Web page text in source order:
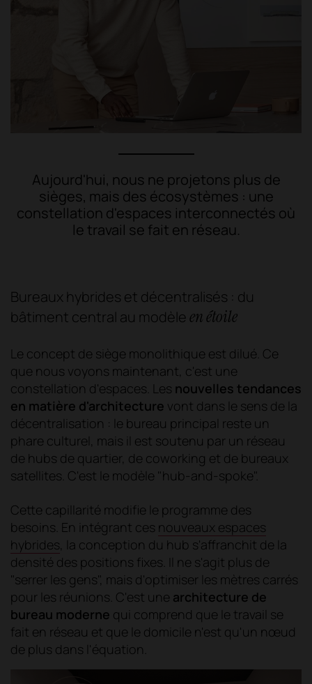
Aujourd'hui, nous ne projetons plus de
sièges, mais des écosystèmes : une
constellation d'espaces interconnectés où
le travail se fait en réseau.
Bureaux hybrides et décentralisés : du
bâtiment central au modèle en étoile
Le concept de siège monolithique est dilué. Ce
que nous voyons maintenant, c'est une
constellation d'espaces. Les nouvelles tendances
en matière d'architecture vont dans le sens de la
décentralisation : le bureau principal reste un
phare culturel, mais il est soutenu par un réseau
de hubs de quartier, de coworking et de bureaux
satellites. C'est le modèle "hub-and-spoke".
Cette capillarité modifie le programme des
besoins. En intégrant ces nouveaux espaces
hybrides, la conception du hub s'affranchit de la
densité des positions fixes. Il ne s'agit plus de
"serrer les gens", mais d'optimiser les mètres carrés
pour les réunions. C'est une architecture de
bureau moderne qui comprend que le travail se
fait en réseau et que le domicile n'est qu'un nœud
de plus dans l'équation.